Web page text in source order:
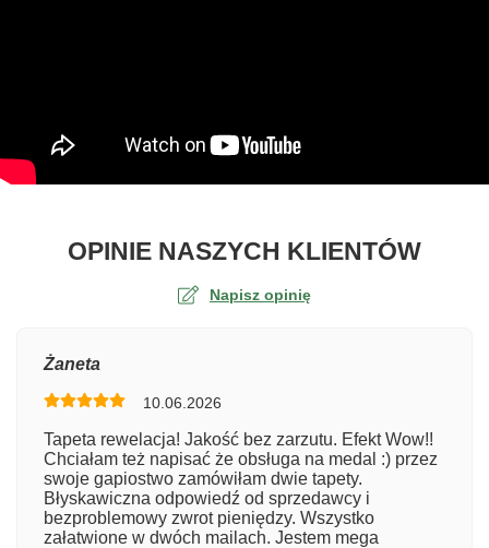
OPINIE NASZYCH KLIENTÓWO
Napisz opinię
Numer zamówienia
Imię
Żaneta
10.06.2026
Tapeta rewelacja! Jakość bez zarzutu. Efekt Wow!!
Chciałam też napisać że obsługa na medal :) przez
swoje gapiostwo zamówiłam dwie tapety.
Błyskawiczna odpowiedź od sprzedawcy i
bezproblemowy zwrot pieniędzy. Wszystko
załatwione w dwóch mailach. Jestem mega